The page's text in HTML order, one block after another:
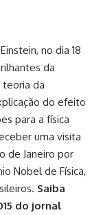
no dia 18
da
teoria da
do efeito
para a física
uma visita
de Janeiro por
Nobel de Física,
Saiba
do jornal